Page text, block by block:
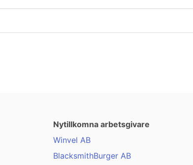
Nytillkomna arbetsgivare
Winvel AB
BlacksmithBurger AB